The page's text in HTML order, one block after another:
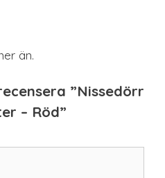
än.
”Nissedörr
– Röd”